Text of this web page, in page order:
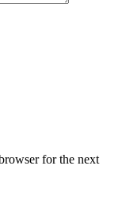
for the next